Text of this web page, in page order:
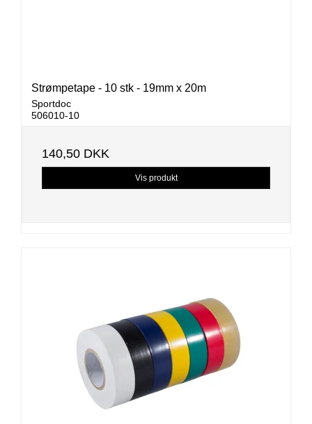
Strømpetape - 10 stk - 19mm x 20m
Sportdoc
506010-10
140,50 DKK
Vis produkt